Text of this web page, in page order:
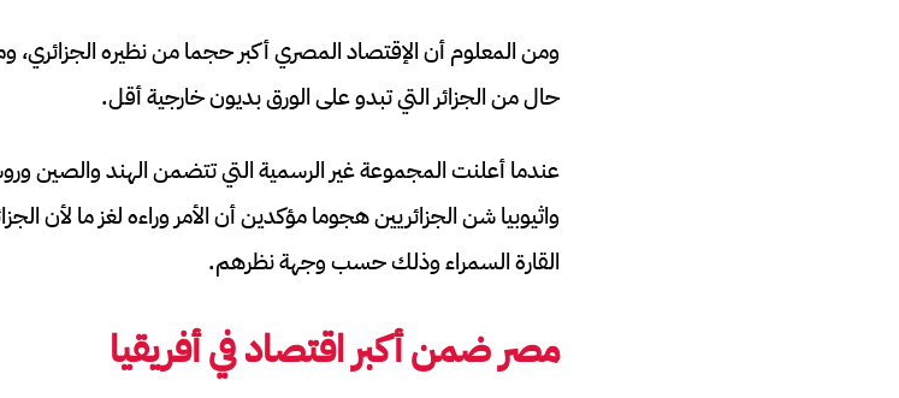
ومن المعلوم أن الإقتصاد المصري أكبر حجما من نظيره
حال من الجزائر التي تبدو على الورق بديون خارجية أقل.
عندما أعلنت المجموعة غير الرسمية التي تتضمن الهند والصين
واثيوبيا شن الجزائريين هجوما مؤكدين أن الأمر وراءه لغز ما لأن
القارة السمراء وذلك حسب وجهة نظرهم.
مصر ضمن أكبر اقتصاد في أفريقيا